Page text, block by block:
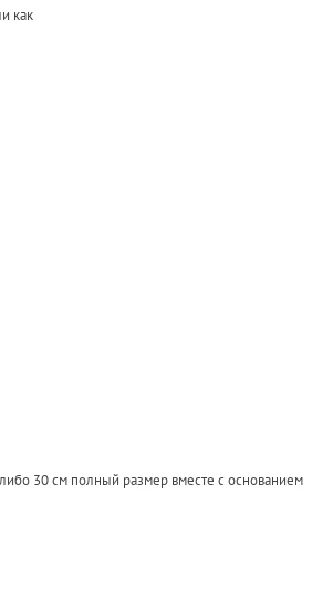
как
30 см полный размер вместе с основанием